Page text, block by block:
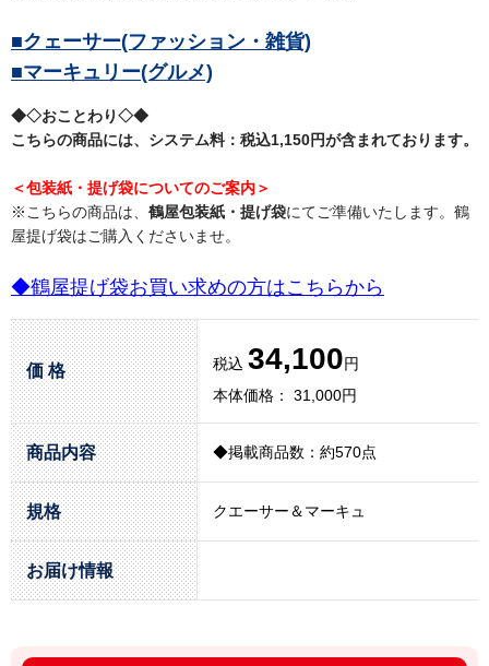
■クェーサー(ファッション・雑貨)
■マーキュリー(グルメ)
◆◇おことわり◇◆
こちらの商品には、システム料：税込1,150円が含まれております。
＜包装紙・提げ袋についてのご案内＞
※こちらの商品は、 鶴屋包装紙・提げ袋にてご準備いたします。鶴
屋提げ袋はご購入くださいませ。
◆鶴屋提げ袋お買い求めの方はこちらから
価 格 税込 34,100円
本体価格： 31,000円
商品内容 ◆掲載商品数：約570点
規格 クエーサー＆マーキュ
お届け情報